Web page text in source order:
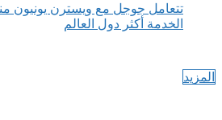
الخدمة أكثر دول العالم
المزيد